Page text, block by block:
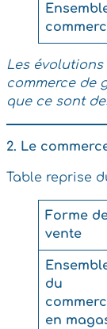
Les
commerce de
que ce sont
2. Le
Table reprise
Forme
vente
du
en